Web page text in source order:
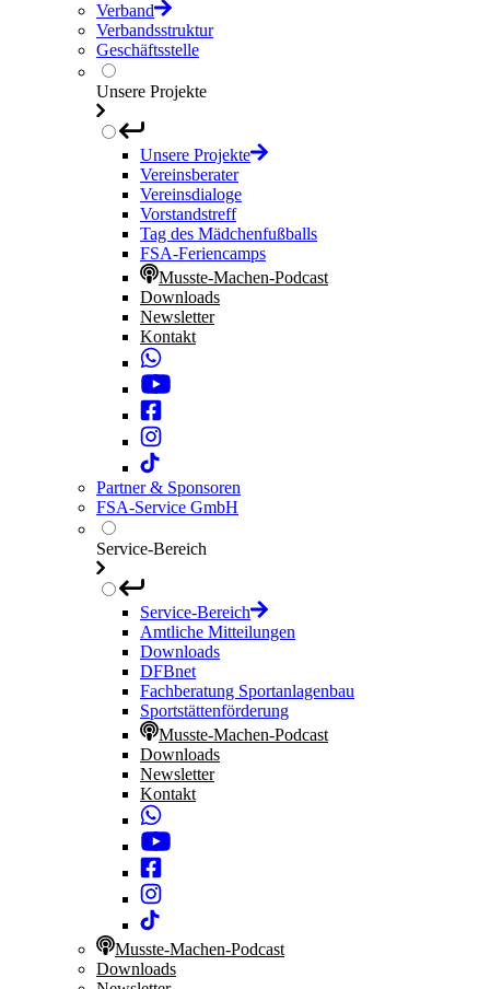
Verband
Verbandsstruktur
Geschäftsstelle
Unsere Projekte
Unsere Projekte
Vereinsberater
Vereinsdialoge
Vorstandstreff
Tag des Mädchenfußballs
FSA-Feriencamps
Musste-Machen-Podcast
Downloads
Newsletter
Kontakt
Partner & Sponsoren
FSA-Service GmbH
Service-Bereich
Service-Bereich
Amtliche Mitteilungen
Downloads
DFBnet
Fachberatung Sportanlagenbau
Sportstättenförderung
Musste-Machen-Podcast
Downloads
Newsletter
Kontakt
Musste-Machen-Podcast
Downloads